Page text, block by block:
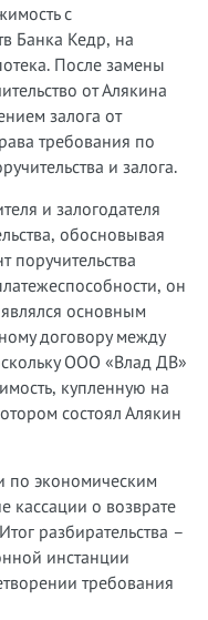
с
Банка Кедр, на
После замены
от Алякина
залога от
требования по
и залога.
и залогодателя
обосновывая
поручительства
он
основным
договору между
ООО «Влад ДВ»
купленную на
состоял Алякин
по экономическим
кассации о возврате
разбирательства –
инстанции
требования